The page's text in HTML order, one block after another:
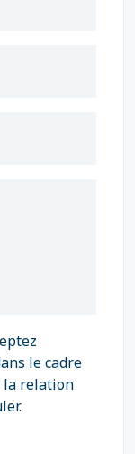
le cadre
la relation